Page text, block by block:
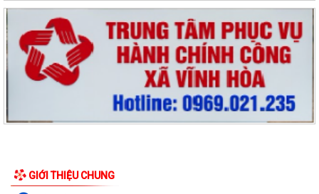
GIỚI THIỆU CHUNG